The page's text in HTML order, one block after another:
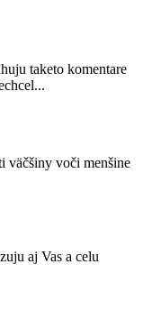
taketo komentare
väčšiny voči menšine
aj Vas a celu